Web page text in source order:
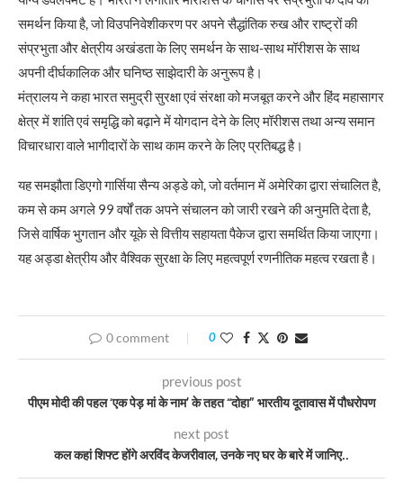
समर्थन किया है, जो विउपनिवेशीकरण पर अपने सैद्धांतिक रुख और राष्ट्रों की
संप्रभुता और क्षेत्रीय अखंडता के लिए समर्थन के साथ-साथ मॉरीशस के साथ
अपनी दीर्घकालिक और घनिष्ठ साझेदारी के अनुरूप है।
मंत्रालय ने कहा भारत समुद्री सुरक्षा एवं संरक्षा को मजबूत करने और हिंद महासागर
क्षेत्र में शांति एवं समृद्धि को बढ़ाने में योगदान देने के लिए मॉरीशस तथा अन्य समान
विचारधारा वाले भागीदारों के साथ काम करने के लिए प्रतिबद्ध है।
यह समझौता डिएगो गार्सिया सैन्य अड्डे को, जो वर्तमान में अमेरिका द्वारा संचालित है,
कम से कम अगले 99 वर्षों तक अपने संचालन को जारी रखने की अनुमति देता है,
जिसे वार्षिक भुगतान और यूके से वित्तीय सहायता पैकेज द्वारा समर्थित किया जाएगा।
यह अड्डा क्षेत्रीय और वैश्विक सुरक्षा के लिए महत्वपूर्ण रणनीतिक महत्व रखता है।
0 comment 0
previous post
पीएम मोदी की पहल ‘एक पेड़ मां के नाम’ के तहत “दोहा” भारतीय दूतावास में पौधरोपण
next post
कल कहां शिफ्ट होंगे अरविंद केजरीवाल, उनके नए घर के बारे में जानिए..